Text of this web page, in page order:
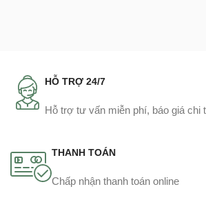
HỖ TRỢ 24/7
Hỗ trợ tư vấn miễn phí, báo giá chi
THANH TOÁN
Chấp nhận thanh toán online